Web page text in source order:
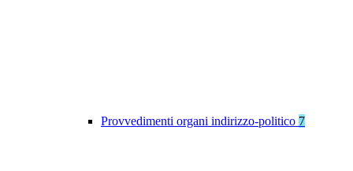
Provvedimenti organi indirizzo-politico 7